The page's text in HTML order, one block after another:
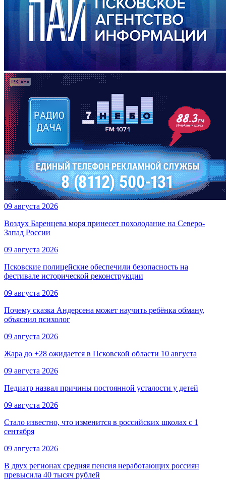
09 августа 2026
Воздух Баренцева моря принесет похолодание на Северо-
Запад России
09 августа 2026
Псковские полицейские обеспечили безопасность на
фестивале исторической реконструкции
09 августа 2026
Почему сказка Андерсена может научить ребёнка обману,
объяснил психолог
09 августа 2026
Жара до +28 ожидается в Псковской области 10 августа
09 августа 2026
Педиатр назвал причины постоянной усталости у детей
09 августа 2026
Стало известно, что изменится в российских школах с 1
сентября
09 августа 2026
В двух регионах средняя пенсия неработающих россиян
превысила 40 тысяч рублей